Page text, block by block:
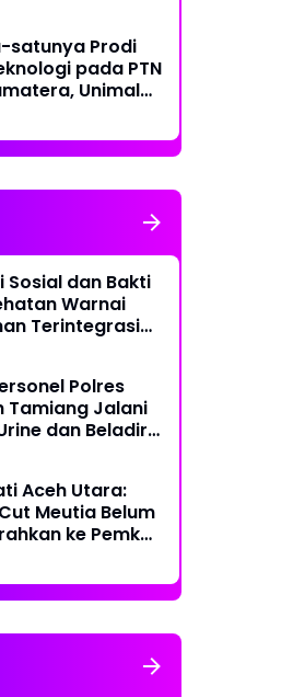
satunya Prodi
pada PTN
Unimal
Kurikulum
Sosial dan Bakti
Warnai
Terintegrasi
Polres
Tamiang Jalani
dan Beladiri
Aceh Utara:
Cut Meutia Belum
ke Pemko